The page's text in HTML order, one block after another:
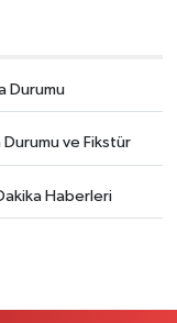
Durumu
Durumu ve Fikstür
Haberleri